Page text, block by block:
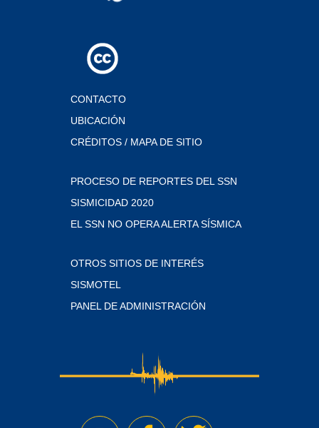
CONTACTO
UBICACIÓN
CRÉDITOS / MAPA DE SITIO
PROCESO DE REPORTES DEL SSN
SISMICIDAD 2020
EL SSN NO OPERA ALERTA SÍSMICA
OTROS SITIOS DE INTERÉS
SISMOTEL
PANEL DE ADMINISTRACIÓN